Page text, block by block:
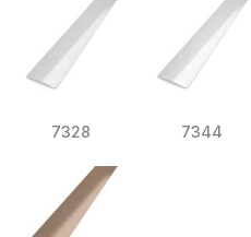
7328 7344